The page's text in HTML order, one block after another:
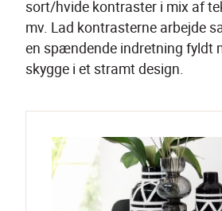
sort/hvide kontraster i mix af
mv. Lad kontrasterne arbejde
en spændende indretning fyldt
skygge i et stramt design.